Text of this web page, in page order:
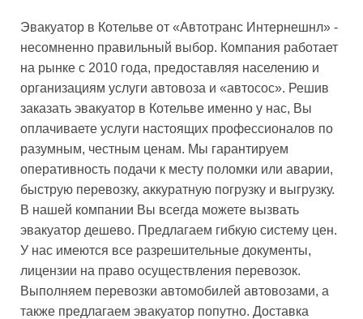
Эвакуатор в Котельве от «Автотранс Интернешнл» -
несомненно правильный выбор. Компания работает
на рынке с 2010 года, предоставляя населению и
организациям услуги автовоза и «автосос». Решив
заказать эвакуатор в Котельве именно у нас, Вы
оплачиваете услуги настоящих профессионалов по
разумным, честным ценам. Мы гарантируем
оперативность подачи к месту поломки или аварии,
быструю перевозку, аккуратную погрузку и выгрузку.
В нашей компании Вы всегда можете вызвать
эвакуатор дешево. Предлагаем гибкую систему цен.
У нас имеются все разрешительные документы,
лицензии на право осуществления перевозок.
Выполняем перевозки автомобилей автовозами, а
также предлагаем эвакуатор попутно. Доставка